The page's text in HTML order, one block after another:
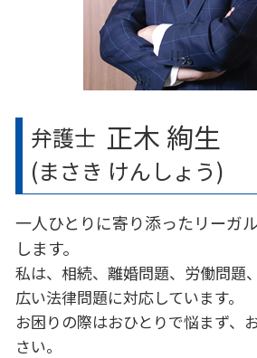
埼玉県 労働問題 弁護士
弁護士 正木 絢生
(まさき けんしょう)
一人ひとりに寄り添ったリーガ
します。
私は、相続、離婚問題、労働問題
広い法律問題に対応しています。
お困りの際はおひとりで悩まず、
さい。